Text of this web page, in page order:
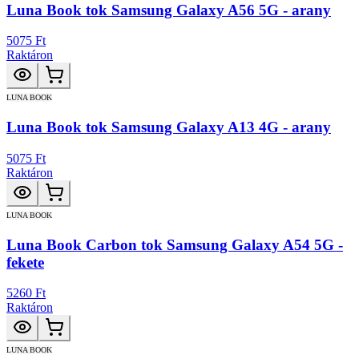
Luna Book tok Samsung Galaxy A56 5G - arany
5075 Ft
Raktáron
LUNA BOOK
Luna Book tok Samsung Galaxy A13 4G - arany
5075 Ft
Raktáron
LUNA BOOK
Luna Book Carbon tok Samsung Galaxy A54 5G -
fekete
5260 Ft
Raktáron
LUNA BOOK